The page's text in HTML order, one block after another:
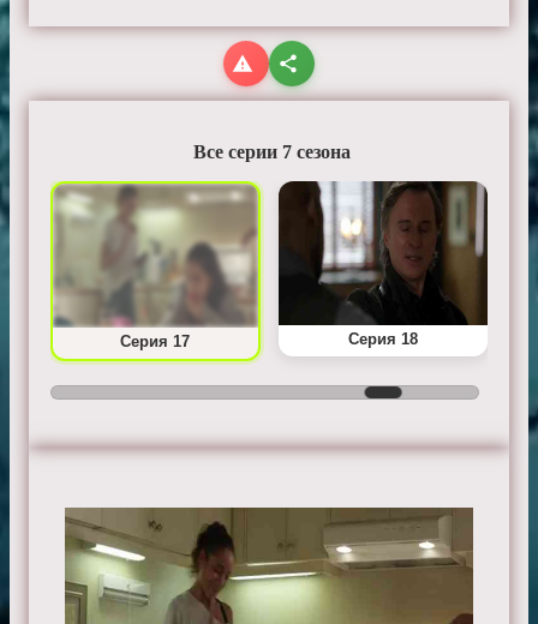
Все серии 7 сезона
Серия 17 Серия 18